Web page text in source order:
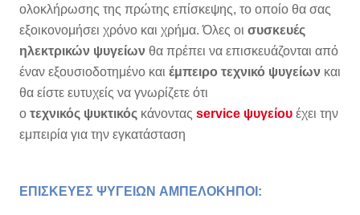
ολοκλήρωσης της πρώτης επίσκεψης, το οποίο θα σας
εξοικονομήσει χρόνο και χρήμα. Όλες οι συσκευές
ηλεκτρικών ψυγείων θα πρέπει να επισκευάζονται από
έναν εξουσιοδοτημένο και έμπειρο τεχνικό ψυγείων και
θα είστε ευτυχείς να γνωρίζετε ότι
ο τεχνικός ψυκτικός κάνοντας service ψυγείου έχει την
εμπειρία για την εγκατάσταση
ΕΠΙΣΚΕΥΕΣ ΨΥΓΕΙΩΝ ΑΜΠΕΛΟΚΗΠΟΙ: